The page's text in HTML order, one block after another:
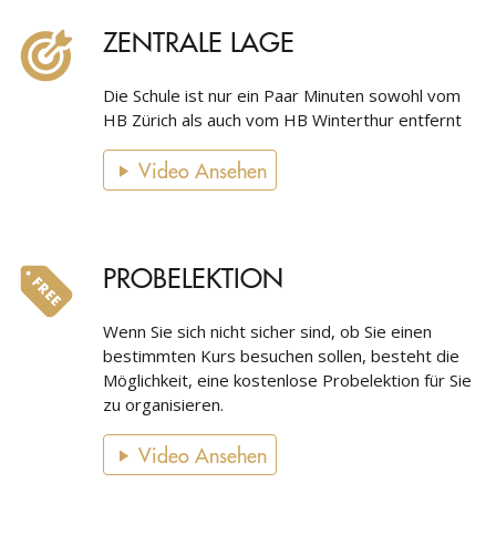
ZENTRALE LAGE
Die Schule ist nur ein Paar Minuten sowohl vom
HB Zürich als auch vom HB Winterthur entfernt
Video Ansehen
PROBELEKTION
Wenn Sie sich nicht sicher sind, ob Sie einen
bestimmten Kurs besuchen sollen, besteht die
Möglichkeit, eine kostenlose Probelektion für Sie
zu organisieren.
Video Ansehen